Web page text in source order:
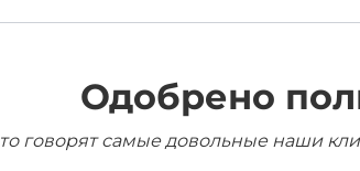
Одобрено
говорят самые довольные наши